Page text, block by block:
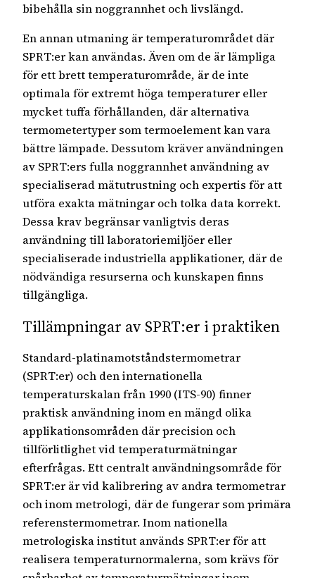
bibehålla sin noggrannhet och livslängd.
En annan utmaning är temperaturområdet där
SPRT:er kan användas. Även om de är lämpliga
för ett brett temperaturområde, är de inte
optimala för extremt höga temperaturer eller
mycket tuffa förhållanden, där alternativa
termometertyper som termoelement kan vara
bättre lämpade. Dessutom kräver användningen
av SPRT:ers fulla noggrannhet användning av
specialiserad mätutrustning och expertis för att
utföra exakta mätningar och tolka data korrekt.
Dessa krav begränsar vanligtvis deras
användning till laboratoriemiljöer eller
specialiserade industriella applikationer, där de
nödvändiga resurserna och kunskapen finns
tillgängliga.
Tillämpningar av SPRT:er i praktiken
Standard-platinamotståndstermometrar
(SPRT:er) och den internationella
temperaturskalan från 1990 (ITS-90) finner
praktisk användning inom en mängd olika
applikationsområden där precision och
tillförlitlighet vid temperaturmätningar
efterfrågas. Ett centralt användningsområde för
SPRT:er är vid kalibrering av andra termometrar
och inom metrologi, där de fungerar som primära
referenstermometrar. Inom nationella
metrologiska institut används SPRT:er för att
realisera temperaturnormalerna, som krävs för